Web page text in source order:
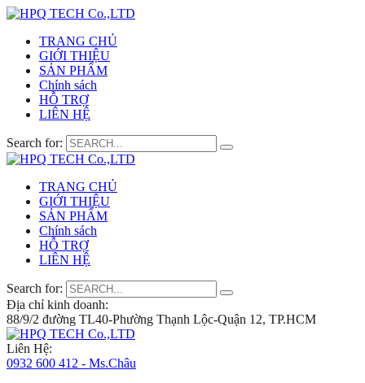
TRANG CHỦ
GIỚI THIỆU
SẢN PHẨM
Chính sách
HỖ TRỢ
LIÊN HỆ
Search for:
TRANG CHỦ
GIỚI THIỆU
SẢN PHẨM
Chính sách
HỖ TRỢ
LIÊN HỆ
Search for:
Địa chỉ kinh doanh:
88/9/2 đường TL40-Phường Thạnh Lộc-Quận 12, TP.HCM
Liên Hệ:
0932 600 412 - Ms.Châu